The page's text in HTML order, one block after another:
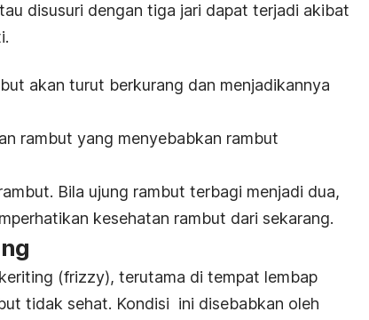
disusuri dengan tiga jari dapat terjadi akibat
akan turut berkurang dan menjadikannya
rambut yang menyebabkan rambut
Bila ujung rambut terbagi menjadi dua,
kesehatan rambut dari sekarang.
(frizzy), terutama di tempat lembap
tidak sehat. Kondisi ini disebabkan oleh